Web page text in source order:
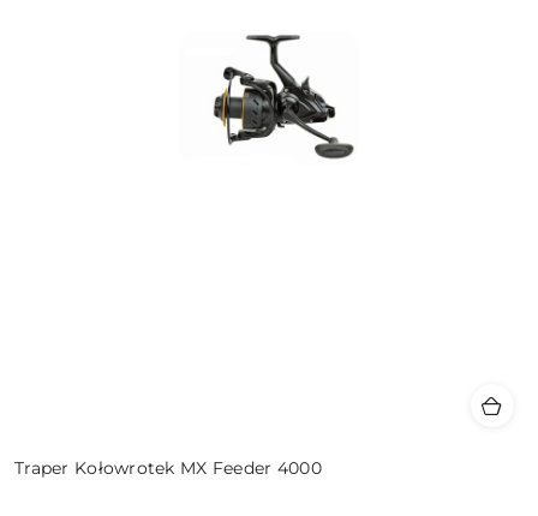
Traper Kołowrotek MX Feeder 4000